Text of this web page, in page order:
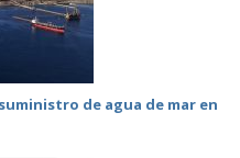
de agua de mar en